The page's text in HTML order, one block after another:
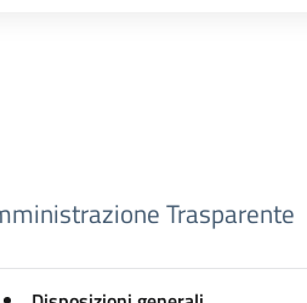
Trasparente